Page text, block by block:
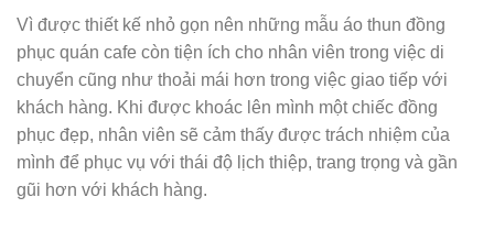
Vì được thiết kế nhỏ gọn nên những mẫu áo thun đồng
phục quán cafe còn tiện ích cho nhân viên trong việc di
chuyển cũng như thoải mái hơn trong việc giao tiếp với
khách hàng. Khi được khoác lên mình một chiếc đồng
phục đẹp, nhân viên sẽ cảm thấy được trách nhiệm của
mình để phục vụ với thái độ lịch thiệp, trang trọng và gần
gũi hơn với khách hàng.